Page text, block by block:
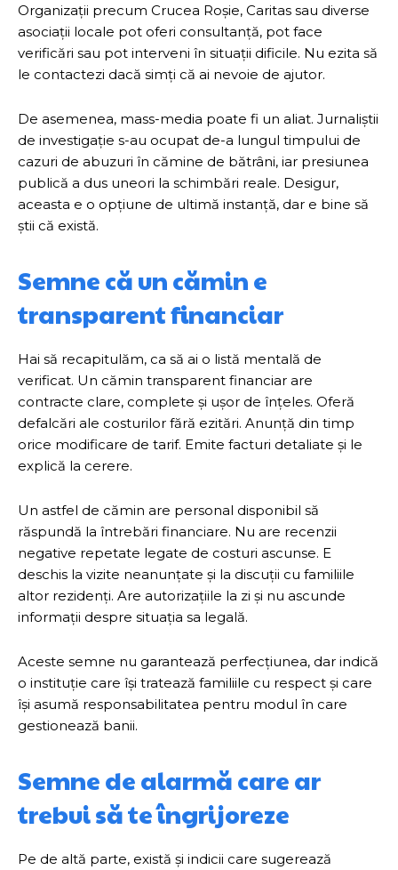
Organizații precum Crucea Roșie, Caritas sau diverse
asociații locale pot oferi consultanță, pot face
verificări sau pot interveni în situații dificile. Nu ezita să
le contactezi dacă simți că ai nevoie de ajutor.
De asemenea, mass-media poate fi un aliat. Jurnaliștii
de investigație s-au ocupat de-a lungul timpului de
cazuri de abuzuri în cămine de bătrâni, iar presiunea
publică a dus uneori la schimbări reale. Desigur,
aceasta e o opțiune de ultimă instanță, dar e bine să
știi că există.
Semne că un cămin e
transparent financiar
Hai să recapitulăm, ca să ai o listă mentală de
verificat. Un cămin transparent financiar are
contracte clare, complete și ușor de înțeles. Oferă
defalcări ale costurilor fără ezitări. Anunță din timp
orice modificare de tarif. Emite facturi detaliate și le
explică la cerere.
Un astfel de cămin are personal disponibil să
răspundă la întrebări financiare. Nu are recenzii
negative repetate legate de costuri ascunse. E
deschis la vizite neanunțate și la discuții cu familiile
altor rezidenți. Are autorizațiile la zi și nu ascunde
informații despre situația sa legală.
Aceste semne nu garantează perfecțiunea, dar indică
o instituție care își tratează familiile cu respect și care
își asumă responsabilitatea pentru modul în care
gestionează banii.
Semne de alarmă care ar
trebui să te îngrijoreze
Pe de altă parte, există și indicii care sugerează